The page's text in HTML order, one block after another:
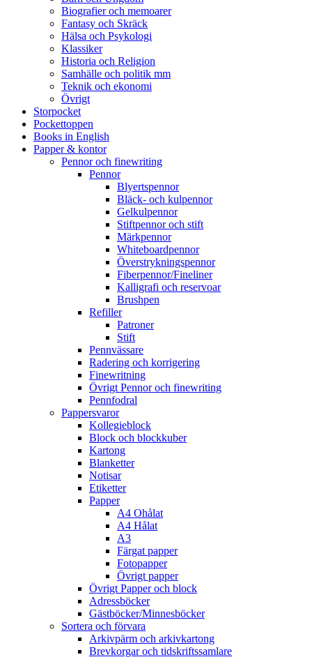
Biografier och memoarer
Fantasy och Skräck
Hälsa och Psykologi
Klassiker
Historia och Religion
Samhälle och politik mm
Teknik och ekonomi
Övrigt
Storpocket
Pockettoppen
Books in English
Papper & kontor
Pennor och finewriting
Pennor
Blyertspennor
Bläck- och kulpennor
Gelkulpennor
Stiftpennor och stift
Märkpennor
Whiteboardpennor
Överstrykningspennor
Fiberpennor/Fineliner
Kalligrafi och reservoar
Brushpen
Refiller
Patroner
Stift
Pennvässare
Radering och korrigering
Finewritning
Övrigt Pennor och finewriting
Pennfodral
Pappersvaror
Kollegieblock
Block och blockkuber
Kartong
Blanketter
Notisar
Etiketter
Papper
A4 Ohålat
A4 Hålat
A3
Färgat papper
Fotopapper
Övrigt papper
Övrigt Papper och block
Adressböcker
Gästböcker/Minnesböcker
Sortera och förvara
Arkivpärm och arkivkartong
Brevkorgar och tidskriftssamlare